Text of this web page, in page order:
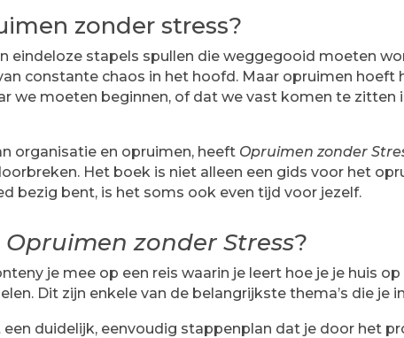
zonder stress?
eindeloze stapels spullen die weggegooid moeten
constante chaos in het hoofd. Maar opruimen hoeft
we moeten beginnen, of dat we vast komen te
organisatie en opruimen, heeft Opruimen zonder
Het boek is niet alleen een gids voor het
bezig bent, is het soms ook even tijd voor jezelf.
Opruimen zonder Stress?
je mee op een reis waarin je leert hoe je je huis
Dit zijn enkele van de belangrijkste thema’s die je
duidelijk, eenvoudig stappenplan dat je door het